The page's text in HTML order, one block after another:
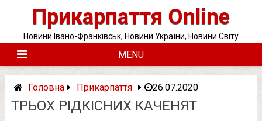
Прикарпаття Online
Новини Івано-Франківськ, Новини України, Новини Світу
MENU
Головна Прикарпаття 26.07.2020
ТРЬОХ РІДКІСНИХ КАЧЕНЯТ